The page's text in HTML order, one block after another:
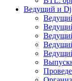
Ведущий и Dj